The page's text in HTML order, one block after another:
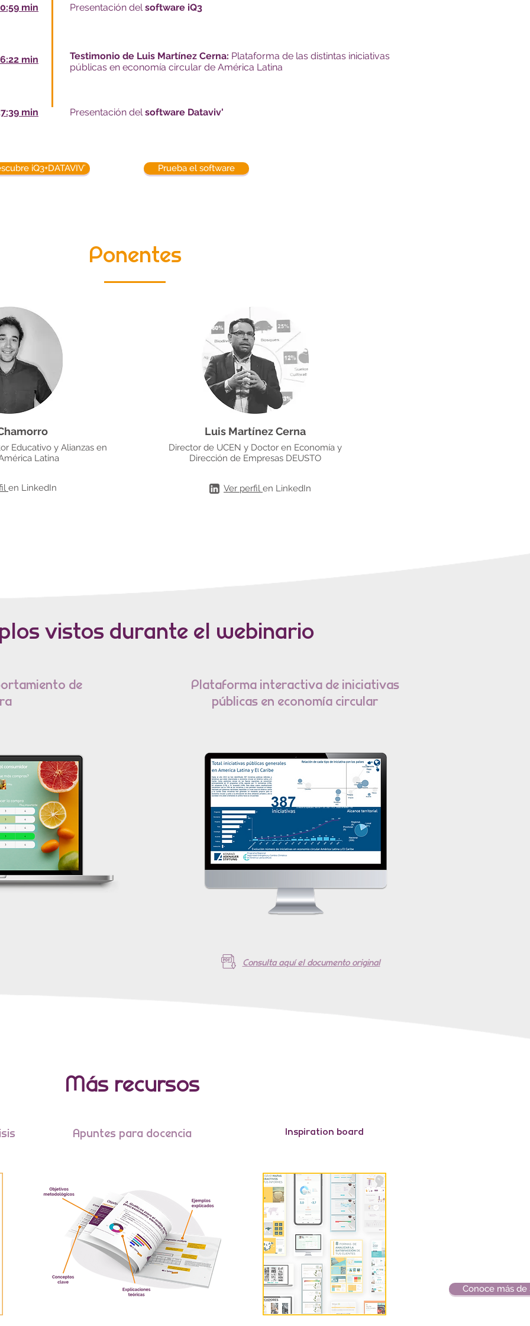
min
min
min
Presentación delsoftware iQ3
Testimonio de Luis Martínez Cerna: Plataforma de las distintas iniciativas
públicas en economía circular de América Latina
Presentación delsoftware Dataviv'
iQ3+DATAVIV' Prueba el software
Ponentes
Educativo y Alianzas en
Latina
en LinkedIn
Luis Martínez Cerna
Director de UCEN y Doctor en Economía y
Dirección de Empresas DEUSTO
Ver perfil en LinkedIn
vistos durante el webinario
de
Plataforma interactiva de iniciativas
públicas en economía circular
Consulta aquí el documento original
Más recursos
Apuntes para docencia Inspiration board
Conoce más de